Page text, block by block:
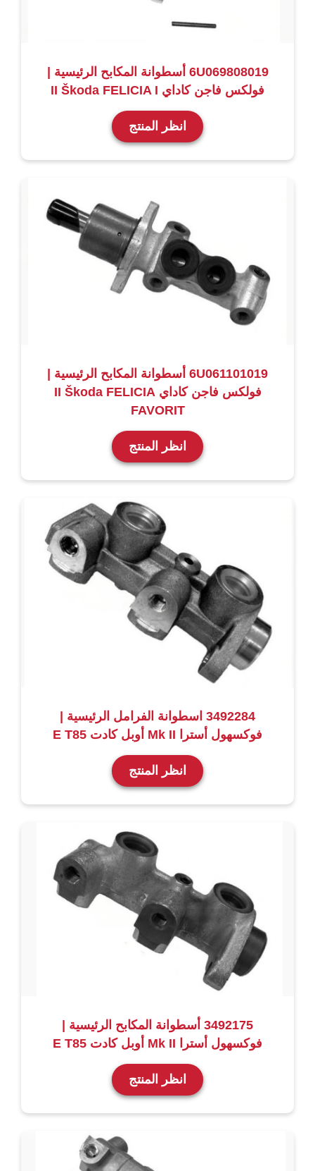
6U069808019 أسطوانة المكابح الرئيسية |
فولكس فاجن كاداي II Škoda FELICIA I
انظر المنتج
6U061101019 أسطوانة المكابح الرئيسية |
فولكس فاجن كاداي II Škoda FELICIA
FAVORIT
انظر المنتج
3492284 اسطوانة الفرامل الرئيسية |
فوكسهول أسترا Mk II أوبل كادت E T85
انظر المنتج
3492175 أسطوانة المكابح الرئيسية |
فوكسهول أسترا Mk II أوبل كادت E T85
انظر المنتج